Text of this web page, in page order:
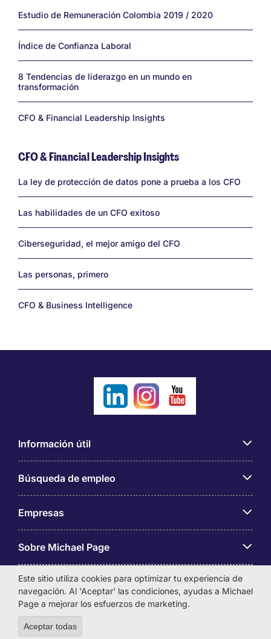
Estudio de Remuneración Colombia 2019 / 2020
Índice de Confianza Laboral
8 Tendencias de liderazgo en un mundo en
transformación
CFO & Financial Leadership Insights
CFO & Financial Leadership Insights
La ley de protección de datos pone a prueba a los CFO
Las habilidades de un CFO exitoso
Ciberseguridad, el mejor amigo del CFO
Las personas, primero
CFO & Business Intelligence
Información útil
Búsqueda de empleo
Empresas
Sobre Michael Page
MICHAEL PAGE INTERNATIONAL COLOMBIA S.A.
Este sitio utiliza cookies para optimizar tu experiencia de
navegación. Al 'Aceptar' las condiciones, ayudas a Michael
Page a mejorar los esfuerzos de marketing.
Aceptar todas